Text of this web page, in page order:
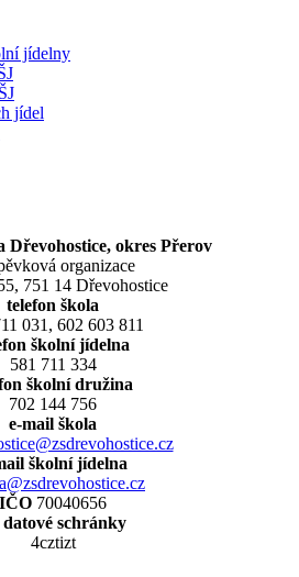
jídelny
jídel
Dřevohostice, okres Přerov
organizace
751 14 Dřevohostice
telefon škola
031, 602 603 811
školní jídelna
581 711 334
školní družina
702 144 756
e-mail škola
školní jídelna
IČO 70040656
schránky
4cztizt